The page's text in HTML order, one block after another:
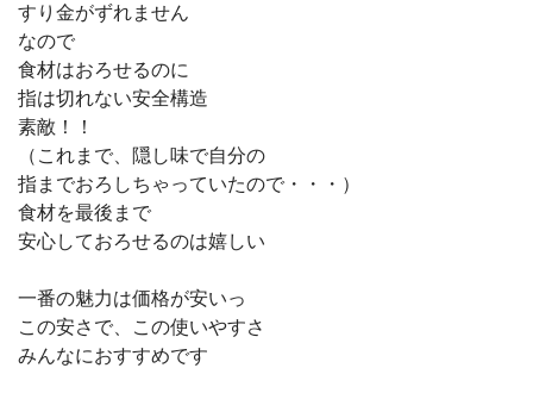
すり金がずれません
なので
食材はおろせるのに
指は切れない安全構造
素敵！！
（これまで、隠し味で自分の
指までおろしちゃっていたので・・・）
食材を最後まで
安心しておろせるのは嬉しい
一番の魅力は価格が安いっ
この安さで、この使いやすさ
みんなにおすすめです